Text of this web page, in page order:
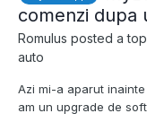
comenzi dupa
Romulus posted a
auto
Azi mi-a aparut
am un upgrade de